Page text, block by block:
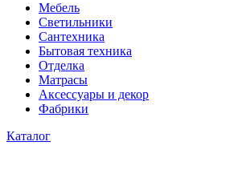
Мебель
Светильники
Сантехника
Бытовая техника
Отделка
Матрасы
Аксессуары и декор
Фабрики
Каталог